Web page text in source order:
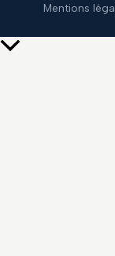
Mentions